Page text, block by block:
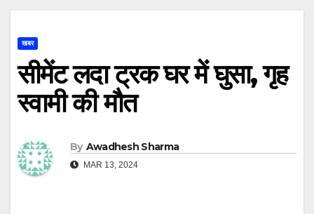
खबर
सीमेंट लदा ट्रक घर में घुसा, गृह
स्वामी की मौत
By Awadhesh Sharma
MAR 13, 2024